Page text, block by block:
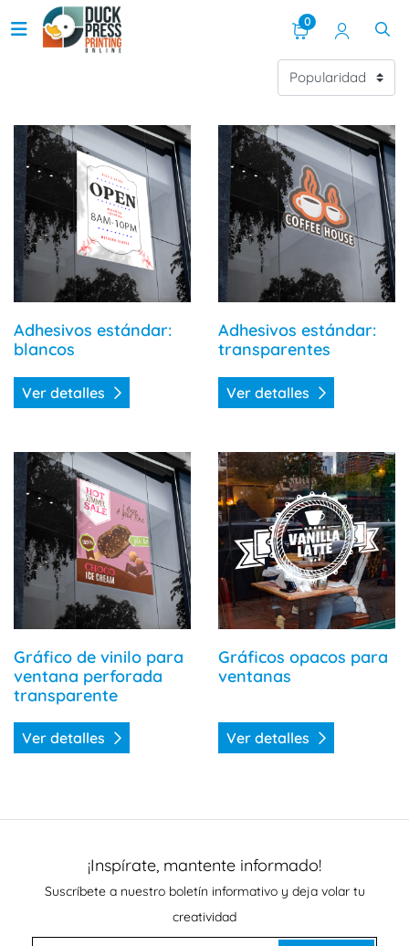
0
Adhesivos estándar:
blancos
Ver detalles
Ver detalles Adhesivos estándar: blancos
Adhesivos estándar:
transparentes
Ver detalles
Ver detalles Adhesivos
Gráfico de vinilo para
ventana perforada
transparente
Ver detalles
Ver detalles Gráfico de vinilo para ventana perforada
Gráficos opacos para
ventanas
Ver detalles
Ver detalles Gráficos
¡Inspírate, mantente informado!
Suscríbete a nuestro boletín informativo y deja volar tu
creatividad